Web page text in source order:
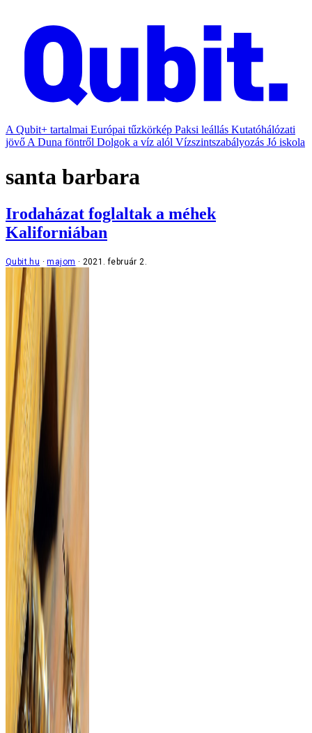
A Qubit+ tartalmai Európai tűzkörkép Paksi leállás Kutatóhálózati
jövő A Duna föntről Dolgok a víz alól Vízszintszabályozás Jó iskola
santa barbara
Irodaházat foglaltak a méhek
Kaliforniában
Qubit.hu majom 2021. február 2.